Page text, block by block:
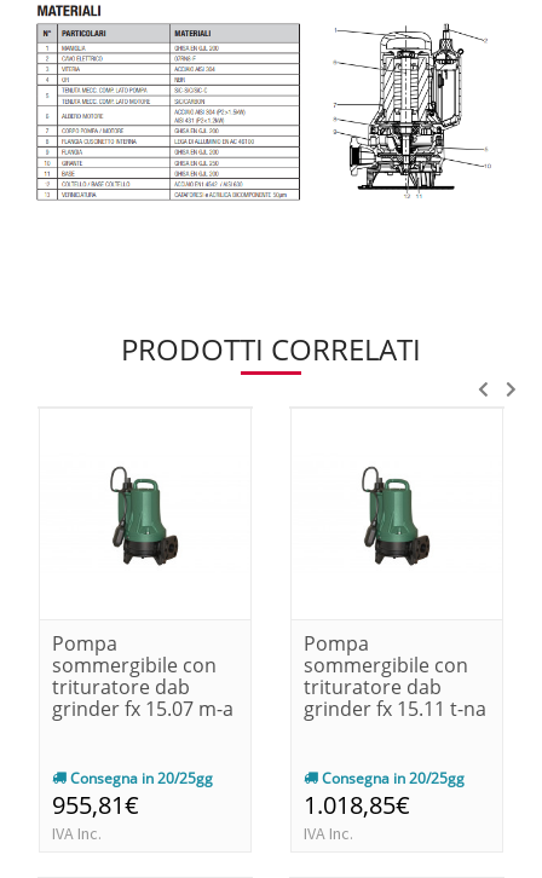
PRODOTTI CORRELATI
Pompa
sommergibile con
trituratore dab
grinder fx 15.07 m-a
Consegna in 20/25gg
955,81€
IVA Inc.
Pompa
sommergibile con
trituratore dab
grinder fx 15.11 t-na
Consegna in 20/25gg
1.018,85€
IVA Inc.